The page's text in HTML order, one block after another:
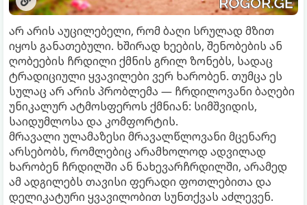
არ არის აუცილებელი, რომ ბაღი სრულად მზით
იყოს განათებული. ხშირად ხეების, შენობების ან
ღობეების ჩრდილი ქმნის გრილ ზონებს, სადაც
ტრადიციული ყვავილები ვერ ხარობენ. თუმცა ეს
სულაც არ არის პრობლემა — ჩრდილოვანი ბაღები
უნიკალურ ატმოსფეროს ქმნიან: სიმშვიდის,
საიდუმლოსა და კომფორტის.
მრავალი ულამაზესი მრავალწლოვანი მცენარე
არსებობს, რომლებიც არამხოლოდ ადვილად
ხარობენ ჩრდილში ან ნახევარჩრდილში, არამედ
ამ ადგილებს თავისი ფერადი ფოთლებითა და
დელიკატური ყვავილობით სუნთქვას აძლევენ.